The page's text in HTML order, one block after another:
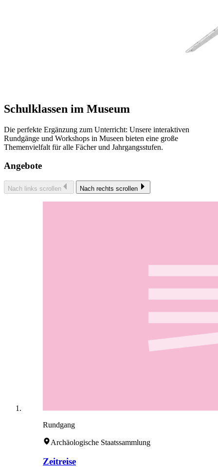
Schulklassen im Museum
Die perfekte Ergänzung zum Unterricht: Unsere interaktiven
Rundgänge und Workshops in Museen bieten eine große
Themenvielfalt für alle Fächer und Jahrgangsstufen.
Angebote
Nach links scrollen Nach rechts scrollen
Rundgang
Archäologische Staatssammlung
Zeitreise